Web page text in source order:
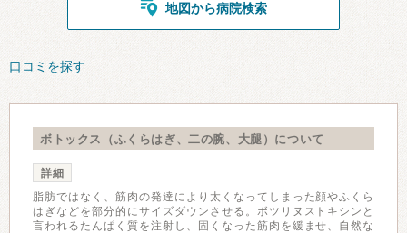
地図から病院検索
口コミを探す
ボトックス（ふくらはぎ、二の腕、大腿）について
詳細
脂肪ではなく、筋肉の発達により太くなってしまった顔やふくら
はぎなどを部分的にサイズダウンさせる。ボツリヌストキシンと
言われるたんぱく質を注射し、固くなった筋肉を緩ませ、自然な